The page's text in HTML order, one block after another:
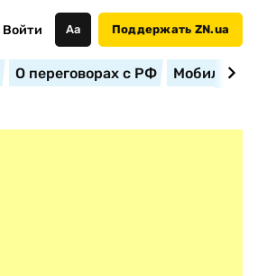
Войти Аа Поддержать ZN.ua
О переговорах с РФ